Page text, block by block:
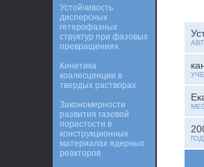
Устойчивость
дисперсных
гетерофазных
структур при фазовых
превращениях
Кинетика
коалесценции в
твердых растворах
Закономерности
развития газовой
пористости в
конструкционных
материалах ядерных
реакторов